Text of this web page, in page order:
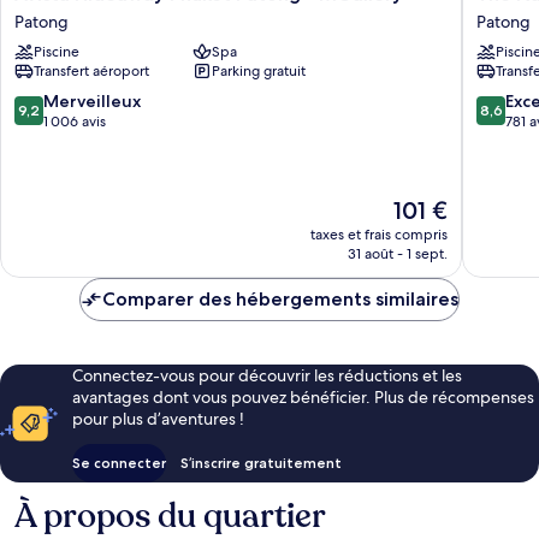
Hideaway
Phuket
Patong
-
MGallery
Patong
Patong
Piscine
Spa
Transfert aéroport
Parking gratuit
9.2
sur
9,2 Merveilleux
1 006 avis
Le
nouveau
prix
de
101 €
taxes et frais compris
31 août - 1 sept.
Nature
Phuket
Patong
Patong
8.6
sur
8,6
781
Comparer des hébergements similaires
Connectez-vous pour découvrir les réductions et les
avantages dont vous pouvez bénéficier. Plus de récompenses
pour plus d’aventures !
Se connecter S’inscrire gratuitement
À propos du quartier